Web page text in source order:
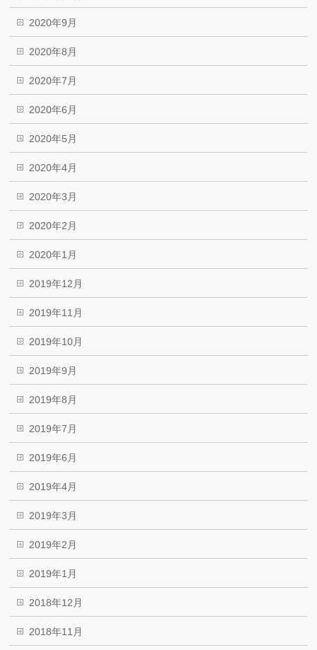
2020年9月
2020年8月
2020年7月
2020年6月
2020年5月
2020年4月
2020年3月
2020年2月
2020年1月
2019年12月
2019年11月
2019年10月
2019年9月
2019年8月
2019年7月
2019年6月
2019年4月
2019年3月
2019年2月
2019年1月
2018年12月
2018年11月